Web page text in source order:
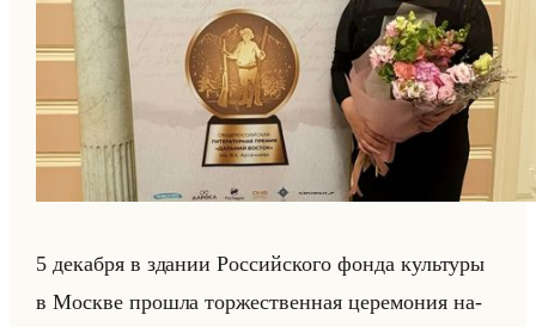
5 де­каб­ря в зда­нии Рос­сийско­го фонда культу­ры
в Москве про­шла тор­же­ствен­ная це­ре­мо­ния на­